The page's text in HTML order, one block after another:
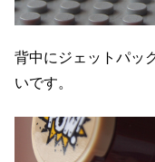
背中にジェットパッ
いです。